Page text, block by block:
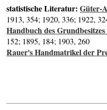
statistische Literatur:Güter-
1913, 354; 1920, 336; 1922,
Handbuch des
152; 1895, 184; 1903, 260
Rauer's Handmatrikel der